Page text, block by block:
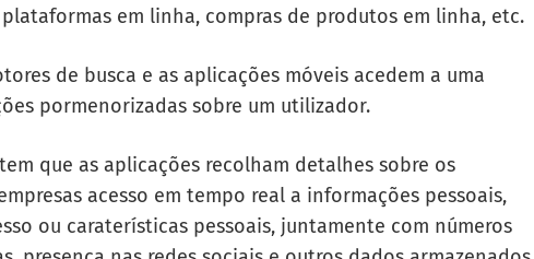
em linha, compras de produtos em linha, etc.
de busca e as aplicações móveis acedem a uma
pormenorizadas sobre um utilizador.
que as aplicações recolham detalhes sobre os
acesso em tempo real a informações pessoais,
ou caraterísticas pessoais, juntamente com números